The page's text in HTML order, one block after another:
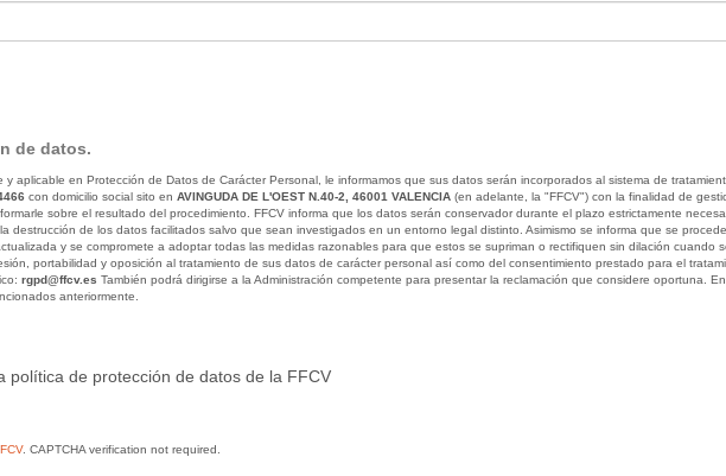
de datos.
y aplicable en Protección de Datos de Carácter Personal, le informamos que sus datos serán incorporados al sistema de
con domicilio social sito en AVINGUDA DE L'OEST N.40-2, 46001 VALENCIA(en adelante, la "FFCV") con la finalidad de
sobre el resultado del procedimiento. FFCV informa que los datos serán conservador durante el plazo estrictamente
destrucción de los datos facilitados salvo que sean investigados en un entorno legal distinto. Asimismo se informa que se
y se compromete a adoptar todas las medidas razonables para que estos se supriman o rectifiquen sin dilación cuando
portabilidad y oposición al tratamiento de sus datos de carácter personal así como del consentimiento prestado para el
rgpd@ffcv.es También podrá dirigirse a la Administración competente para presentar la reclamación que considere oportuna.
anteriormente.
política de protección de datos de la FFCV
. CAPTCHA verification not required.